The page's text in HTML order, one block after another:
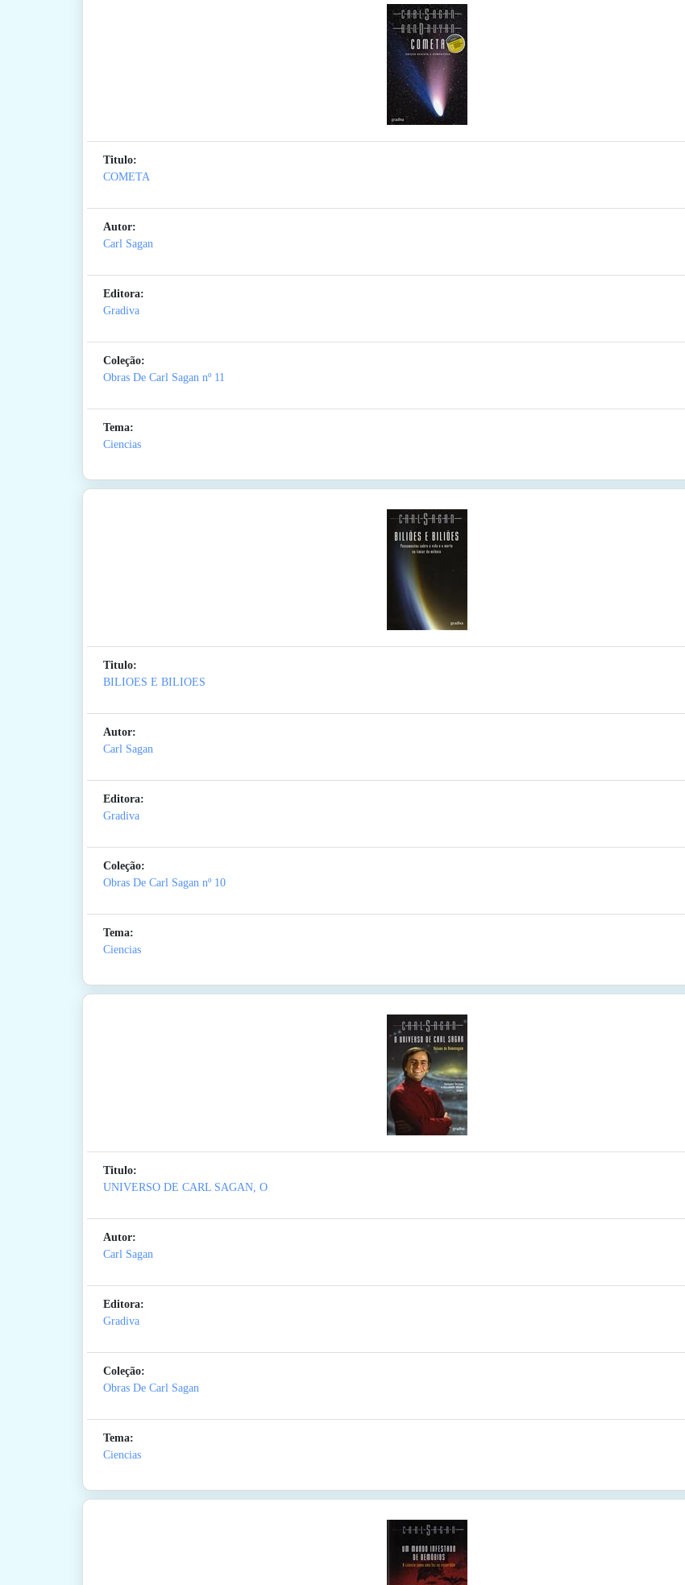
Titulo:
COMETA
Autor:
Carl Sagan
Editora:
Gradiva
Coleção:
Obras De Carl Sagan nº 11
Tema:
Ciencias
Titulo:
BILIOES E BILIOES
Autor:
Carl Sagan
Editora:
Gradiva
Coleção:
Obras De Carl Sagan nº 10
Tema:
Ciencias
Titulo:
UNIVERSO DE CARL SAGAN, O
Autor:
Carl Sagan
Editora:
Gradiva
Coleção:
Obras De Carl Sagan
Tema:
Ciencias